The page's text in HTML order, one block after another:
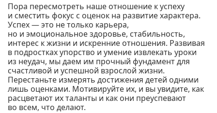
Пора пересмотреть наше отношение к успеху
и сместить фокус с оценок на развитие характера.
Успех — это не только карьера,
но и эмоциональное здоровье, стабильность,
интерес к жизни и искренние отношения. Развивая
в подростках упорство и умение извлекать уроки
из неудач, мы даем им прочный фундамент для
счастливой и успешной взрослой жизни.
Перестаньте измерять достижения детей одними
лишь оценками. Мотивируйте их, и вы увидите, как
расцветают их таланты и как они преуспевают
во всем, что делают.